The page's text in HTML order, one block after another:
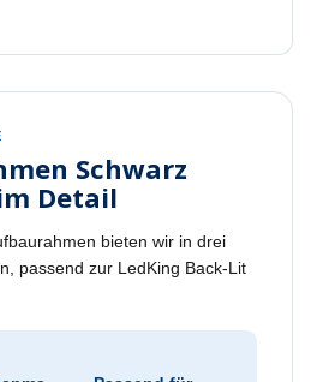
Schwarz
Detail
bieten wir in drei
passend zur LedKing Back-Lit